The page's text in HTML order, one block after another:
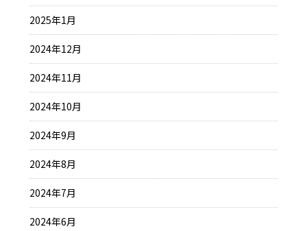
2025年1月
2024年12月
2024年11月
2024年10月
2024年9月
2024年8月
2024年7月
2024年6月